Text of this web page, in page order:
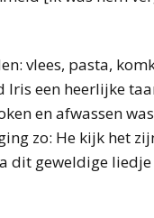
vlees, pasta,
Iris een heerlijke
en afwassen
zo: He kijk het
dit geweldige